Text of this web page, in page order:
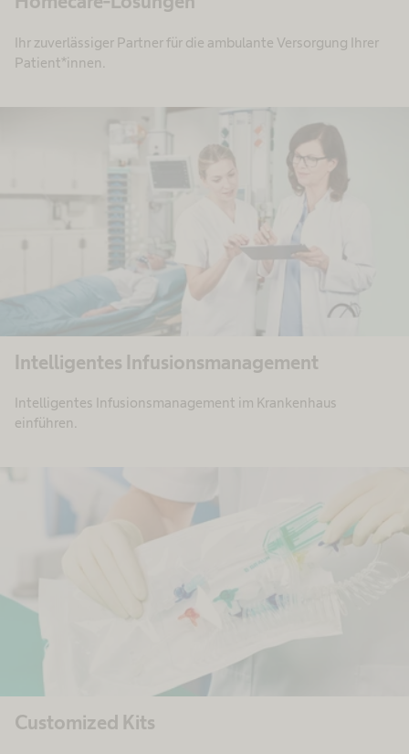
Ihr zuverlässiger Partner für die ambulante Versorgung Ihrer
Patient*innen.
Intelligentes Infusionsmanagement
Intelligentes Infusionsmanagement im Krankenhaus
einführen.
Customized Kits